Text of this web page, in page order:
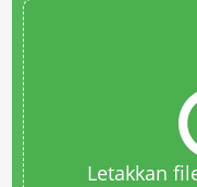
Letakkan